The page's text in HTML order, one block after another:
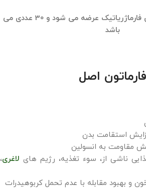
این محصول تحت عنوان فارماژریاتیک عرضه می شود و 30 عددی می
باشد
اصل
استقامت بدن
مقاومت به انسولین
ناشی از، سوء تغذیه، رژیم های لاغری،
بهبود مقابله با عدم تحمل کربوهیدرات